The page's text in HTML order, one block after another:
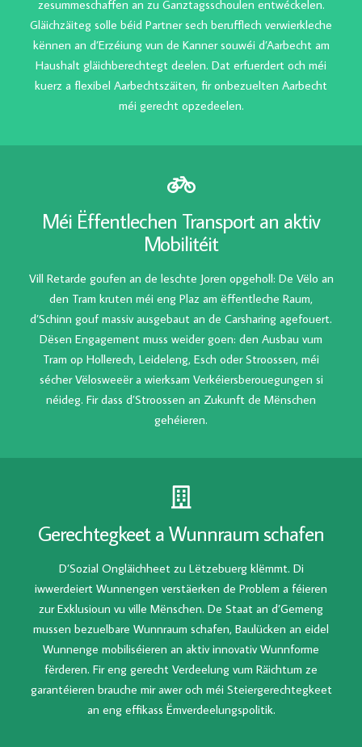
zesummeschaffen an zu Ganztagsschoulen entwéckelen.
Gläichzäiteg solle béid Partner sech berufflech verwierkleche
kënnen an d’Erzéiung vun de Kanner souwéi d’Aarbecht am
Haushalt gläichberechtegt deelen. Dat erfuerdert och méi
kuerz a flexibel Aarbechtszäiten, fir onbezuelten Aarbecht
méi gerecht opzedeelen.
Méi Ëffentlechen Transport an aktiv
Mobilitéit
Vill Retarde goufen an de leschte Joren opgeholl: De Vëlo an
den Tram kruten méi eng Plaz am ëffentleche Raum,
d’Schinn gouf massiv ausgebaut an de Carsharing agefouert.
Dësen Engagement muss weider goen: den Ausbau vum
Tram op Hollerech, Leideleng, Esch oder Stroossen, méi
sécher Vëlosweeër a wierksam Verkéiersberouegungen si
néideg. Fir dass d’Stroossen an Zukunft de Mënschen
gehéieren.
Gerechtegkeet a Wunnraum schafen
D’Sozial Ongläichheet zu Lëtzebuerg klëmmt. Di
iwwerdeiert Wunnengen verstäerken de Problem a féieren
zur Exklusioun vu ville Mënschen. De Staat an d’Gemeng
mussen bezuelbare Wunnraum schafen, Baulücken an eidel
Wunnenge mobiliséieren an aktiv innovativ Wunnforme
fërderen. Fir eng gerecht Verdeelung vum Räichtum ze
garantéieren brauche mir awer och méi Steiergerechtegkeet
an eng effikass Ëmverdeelungspolitik.